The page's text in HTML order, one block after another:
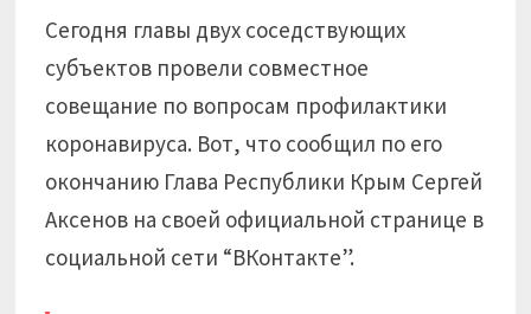
Сегодня главы двух соседствующих
субъектов провели совместное
совещание по вопросам профилактики
коронавируса. Вот, что сообщил по его
окончанию Глава Республики Крым Сергей
Аксенов на своей официальной странице в
социальной сети “ВКонтакте”.